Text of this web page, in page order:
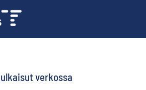
verkossa